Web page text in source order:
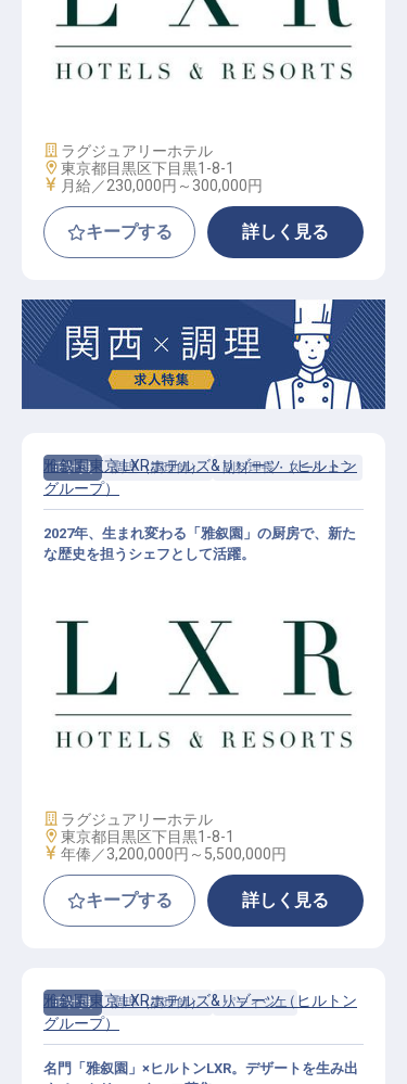
レストランサービススタッフ│月給2
3万円～／2027年開業予定／ヒルト
ンLXR東京初進出
施設業態
ラグジュアリーホテル
勤務地
東京都目黒区下目黒1-8-1
給与
月給／230,000円～ 300,000円
キープする 詳しく見る
正社員 調理（調理師） 副料理長・スーシェフ
スーシェフ・ヘッドシェフ│年俸制
／2027年開業予定／ヒルトンLXR東
京初進出
雅叙園東京 LXRホテルズ&リゾーツ（ヒルトン
グループ）
2027年、生まれ変わる「雅叙園」の厨房で、新た
な歴史を担うシェフとして活躍。
施設業態
ラグジュアリーホテル
勤務地
東京都目黒区下目黒1-8-1
給与
年俸／3,200,000円～ 5,500,000円
キープする 詳しく見る
正社員 調理（調理師） パティシエ
雅叙園東京 LXRホテルズ&リゾーツ（ヒルトン
グループ）
名門「雅叙園」×ヒルトンLXR。デザートを生み出